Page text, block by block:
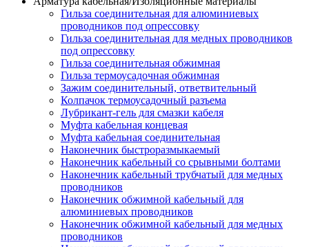
Гильза соединительная для алюминиевых
проводников под опрессовку
Гильза соединительная для медных проводников
под опрессовку
Гильза соединительная обжимная
Гильза термоусадочная обжимная
Зажим соединительный, ответвительный
Колпачок термоусадочный разъема
Лубрикант-гель для смазки кабеля
Муфта кабельная концевая
Муфта кабельная соединительная
Наконечник быстроразмыкаемый
Наконечник кабельный со срывными болтами
Наконечник кабельный трубчатый для медных
проводников
Наконечник обжимной кабельный для
алюминиевых проводников
Наконечник обжимной кабельный для медных
проводников